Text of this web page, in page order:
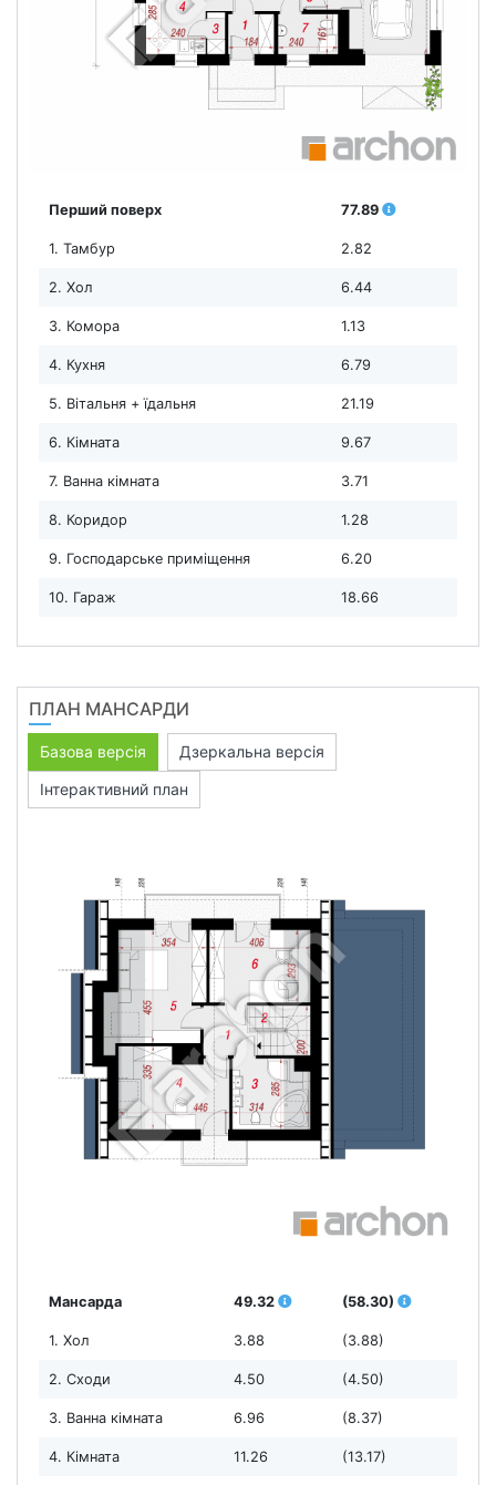
Перший поверх 77.89
1. Тамбур 2.82
2. Хол 6.44
3. Комора 1.13
4. Кухня 6.79
5. Вітальня + їдальня 21.19
6. Кімната 9.67
7. Ванна кімната 3.71
8. Коридор 1.28
9. Господарське приміщення 6.20
10. Гараж 18.66
ПЛАН МАНСАРДИ
Базова версія
Дзеркальна версія
Інтерактивний план
Мансарда 49.32 (58.30)
1. Хол 3.88 (3.88)
2. Сходи 4.50 (4.50)
3. Ванна кімната 6.96 (8.37)
4. Кімната 11.26 (13.17)